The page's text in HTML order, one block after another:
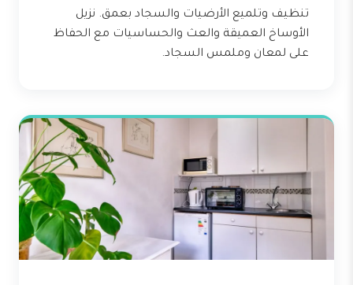
تنظيف وتلميع الأرضيات والسجاد بعمق. نزيل
الأوساخ العميقة والعث والحساسيات مع الحفاظ
على لمعان وملمس السجاد.